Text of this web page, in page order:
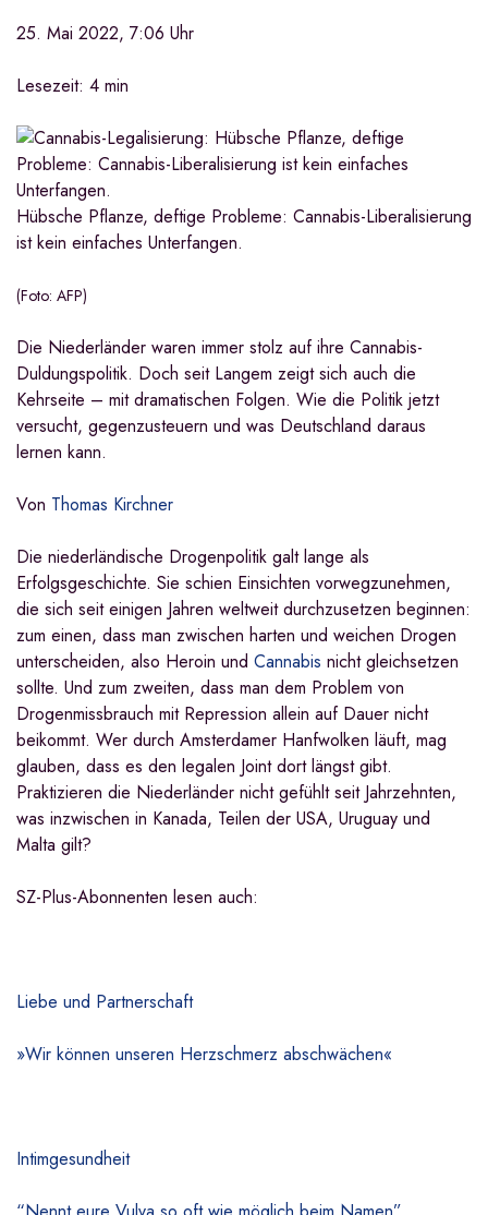
25. Mai 2022, 7:06 Uhr
Lesezeit: 4 min
Hübsche Pflanze, deftige Probleme: Cannabis-Liberalisierung
ist kein einfaches Unterfangen.
(Foto: AFP)
Die Niederländer waren immer stolz auf ihre Cannabis-
Duldungspolitik. Doch seit Langem zeigt sich auch die
Kehrseite – mit dramatischen Folgen. Wie die Politik jetzt
versucht, gegenzusteuern und was Deutschland daraus
lernen kann.
Von Thomas Kirchner
Die niederländische Drogenpolitik galt lange als
Erfolgsgeschichte. Sie schien Einsichten vorwegzunehmen,
die sich seit einigen Jahren weltweit durchzusetzen beginnen:
zum einen, dass man zwischen harten und weichen Drogen
unterscheiden, also Heroin und Cannabis nicht gleichsetzen
sollte. Und zum zweiten, dass man dem Problem von
Drogenmissbrauch mit Repression allein auf Dauer nicht
beikommt. Wer durch Amsterdamer Hanfwolken läuft, mag
glauben, dass es den legalen Joint dort längst gibt.
Praktizieren die Niederländer nicht gefühlt seit Jahrzehnten,
was inzwischen in Kanada, Teilen der USA, Uruguay und
Malta gilt?
SZ-Plus-Abonnenten lesen auch:
Liebe und Partnerschaft
»Wir können unseren Herzschmerz abschwächen«
Intimgesundheit